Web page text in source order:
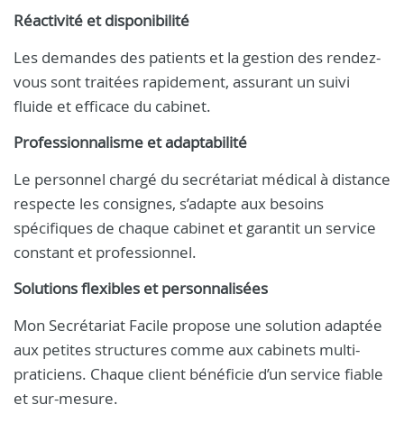
Réactivité et disponibilité
Les demandes des patients et la gestion des rendez-
vous sont traitées rapidement, assurant un suivi
fluide et efficace du cabinet.
Professionnalisme et adaptabilité
Le personnel chargé du secrétariat médical à distance
respecte les consignes, s’adapte aux besoins
spécifiques de chaque cabinet et garantit un service
constant et professionnel.
Solutions flexibles et personnalisées
Mon Secrétariat Facile propose une solution adaptée
aux petites structures comme aux cabinets multi-
praticiens. Chaque client bénéficie d’un service fiable
et sur-mesure.